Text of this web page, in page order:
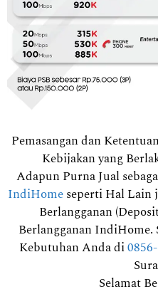
Pemasangan dan
Kebijakan yang
Adapun Purna Jual
IndiHomeseperti Hal Lain
Berlangganan
Berlangganan IndiHome.
Kebutuhan Anda di
Selamat